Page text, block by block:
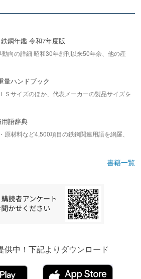
鉄鋼年鑑 令和7年度版
向の詳細 昭和30年創刊以来50年余、他の産
量ハンドブック
Ｓサイズのほか、代表メーカーの製品サイズを
語辞典
原材料など4,500項目の鉄鋼関連用語を網羅、
書籍一覧
供中！下記よりダウンロード